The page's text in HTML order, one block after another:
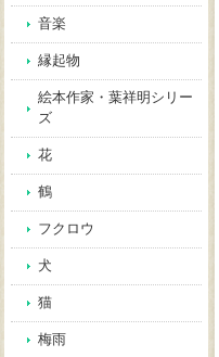
音楽
縁起物
絵本作家・葉祥明シリー
ズ
花
鶴
フクロウ
犬
猫
梅雨